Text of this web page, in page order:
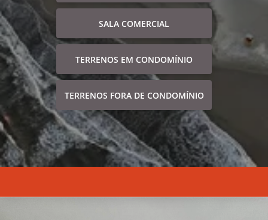
SALA COMERCIAL
TERRENOS EM CONDOMÍNIO
TERRENOS FORA DE CONDOMÍNIO